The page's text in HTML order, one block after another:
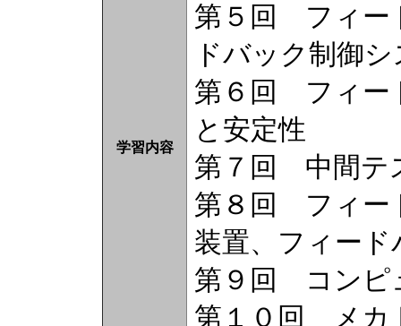
学習内容
第５回 フィー
ドバック制御
第６回 フィー
と安定性
第７回 中間テ
第８回 フィー
装置、フィー
第９回 コンピ
第１０回 メカ